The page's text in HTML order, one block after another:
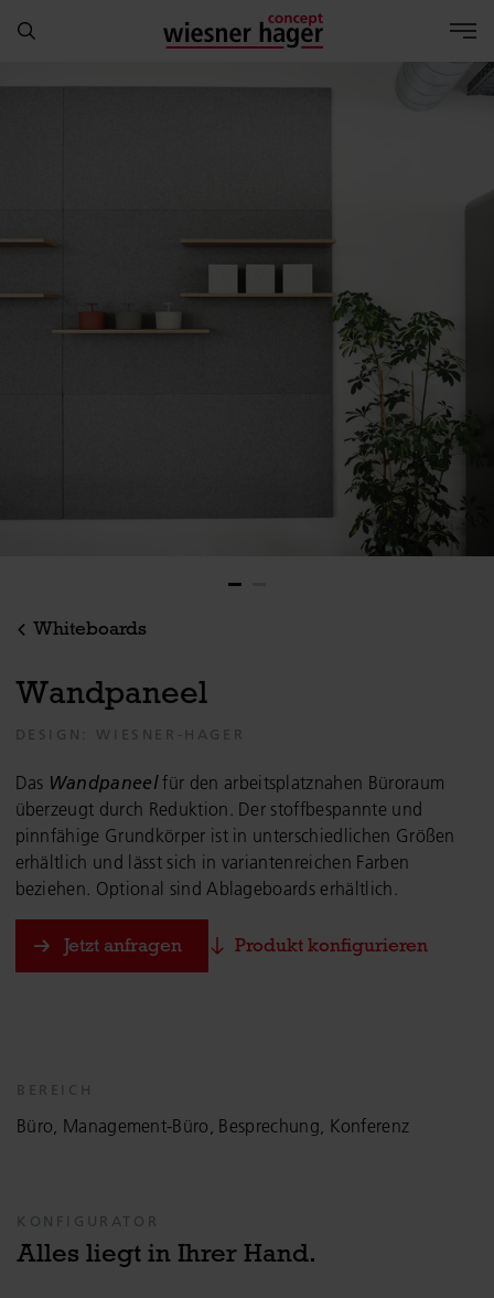
Whiteboards
Wandpaneel
DESIGN: WIESNER-HAGER
Das Wandpaneelfür den arbeitsplatznahen Büroraum
überzeugt durch Reduktion. Der stoffbespannte und
pinnfähige Grundkörper ist in unterschiedlichen Größen
erhältlich und lässt sich in variantenreichen Farben
beziehen. Optional sind Ablageboards erhältlich.
Jetzt anfragen Produkt konfigurieren
BEREICH
Büro, Management-Büro, Besprechung, Konferenz
KONFIGURATOR
Alles liegt in Ihrer Hand.